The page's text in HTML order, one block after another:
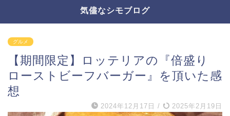
気儘なシモブログ
グルメ
【期間限定】ロッテリアの『倍盛り
ローストビーフバーガー』を頂いた感
想
2024年12月17日 / 2025年2月19日